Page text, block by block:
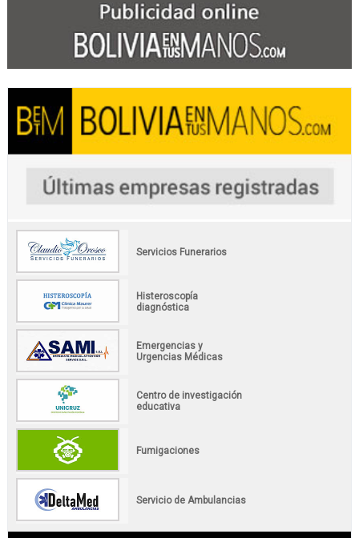
Servicios Funerarios
Histeroscopía
diagnóstica
Emergencias y
Urgencias Médicas
Centro de investigación
educativa
Fumigaciones
Servicio de Ambulancias